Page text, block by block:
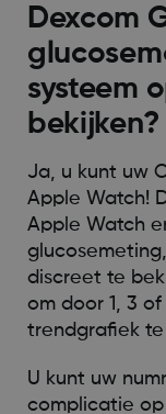
Dexcom
systeem
bekijken?
Ja, u kunt uw
Apple Watch!
Apple Watch
discreet te
om door 1, 3
trendgrafiek
U kunt uw
complicatie op